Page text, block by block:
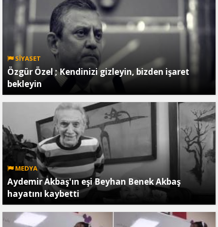
SİYASET
Özgür Özel ; Kendinizi gizleyin, bizden işaret
bekleyin
MEDYA
Aydemir Akbaş'ın eşi Beyhan Benek Akbaş
hayatını kaybetti